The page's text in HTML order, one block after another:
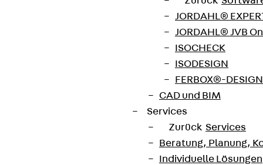
JORDAHL®
JORDAHL® JVB
ISOCHECK
ISODESIGN
FERBOX®-
CAD und BIM
Services
Zurück Services
Beratung, Planung,
Individuelle Lösungen